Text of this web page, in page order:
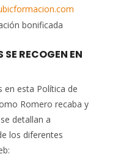
bonificada
RECOGEN EN
en esta Política de
Romero recaba y
detallan a
los diferentes